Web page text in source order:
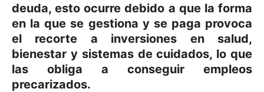
deuda, esto ocurre debido a que la forma
en la que se gestiona y se paga provoca
el recorte a inversiones en salud,
bienestar y sistemas de cuidados, lo que
las obliga a conseguir empleos
precarizados.